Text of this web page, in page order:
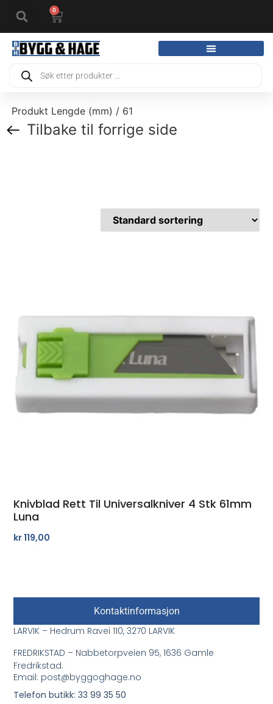
0
Produkt Lengde (mm) / 61
Tilbake til forrige side
Knivblad Rett Til Universalkniver 4 Stk 61mm
Luna
kr119,00
Kontaktinformasjon
LARVIK – Hedrum Ravei 110, 3270 LARVIK
FREDRIKSTAD – Nabbetorpveien 95, 1636 Gamle
Fredrikstad.
Email: post@byggoghage.no
Telefon butikk: 33 99 35 50